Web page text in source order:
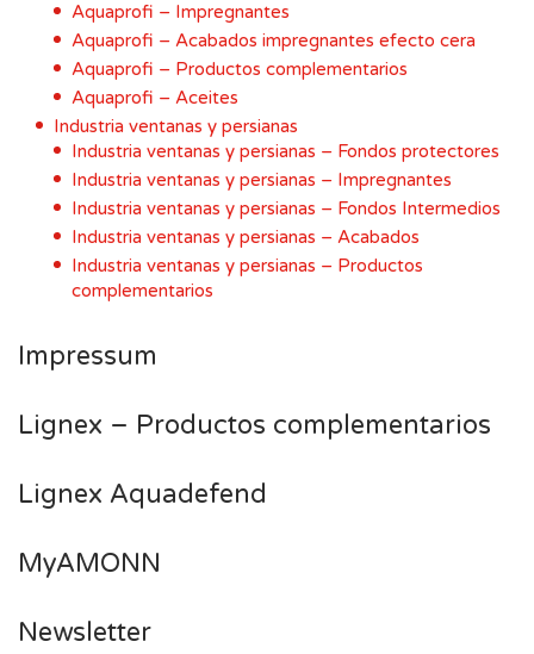
Aquaprofi – Impregnantes
Aquaprofi – Acabados impregnantes efecto cera
Aquaprofi – Productos complementarios
Aquaprofi – Aceites
Industria ventanas y persianas
Industria ventanas y persianas – Fondos protectores
Industria ventanas y persianas – Impregnantes
Industria ventanas y persianas – Fondos Intermedios
Industria ventanas y persianas – Acabados
Industria ventanas y persianas – Productos
complementarios
Impressum
Lignex – Productos complementarios
Lignex Aquadefend
MyAMONN
Newsletter